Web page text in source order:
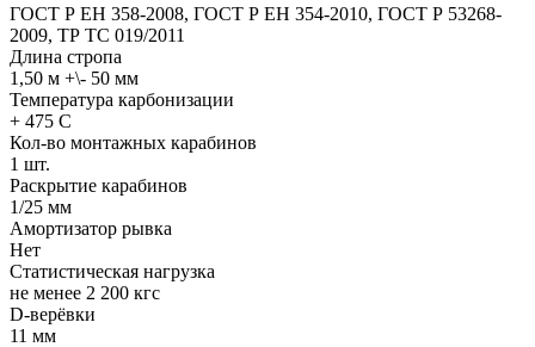
ГОСТ Р ЕН 358-2008, ГОСТ Р ЕН 354-2010, ГОСТ Р 53268-
2009, ТР ТС 019/2011
Длина стропа
1,50 м +\- 50 мм
Температура карбонизации
+ 475 С
Кол-во монтажных карабинов
1 шт.
Раскрытие карабинов
1/25 мм
Амортизатор рывка
Нет
Статистическая нагрузка
не менее 2 200 кгс
D-верёвки
11 мм